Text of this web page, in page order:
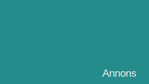
Annons